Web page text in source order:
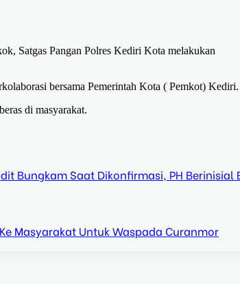
Satgas Pangan Polres Kediri Kota melakukan
bersama Pemerintah Kota ( Pemkot) Kediri.
di masyarakat.
Bungkam Saat Dikonfirmasi, PH Berinisial
Masyarakat Untuk Waspada Curanmor